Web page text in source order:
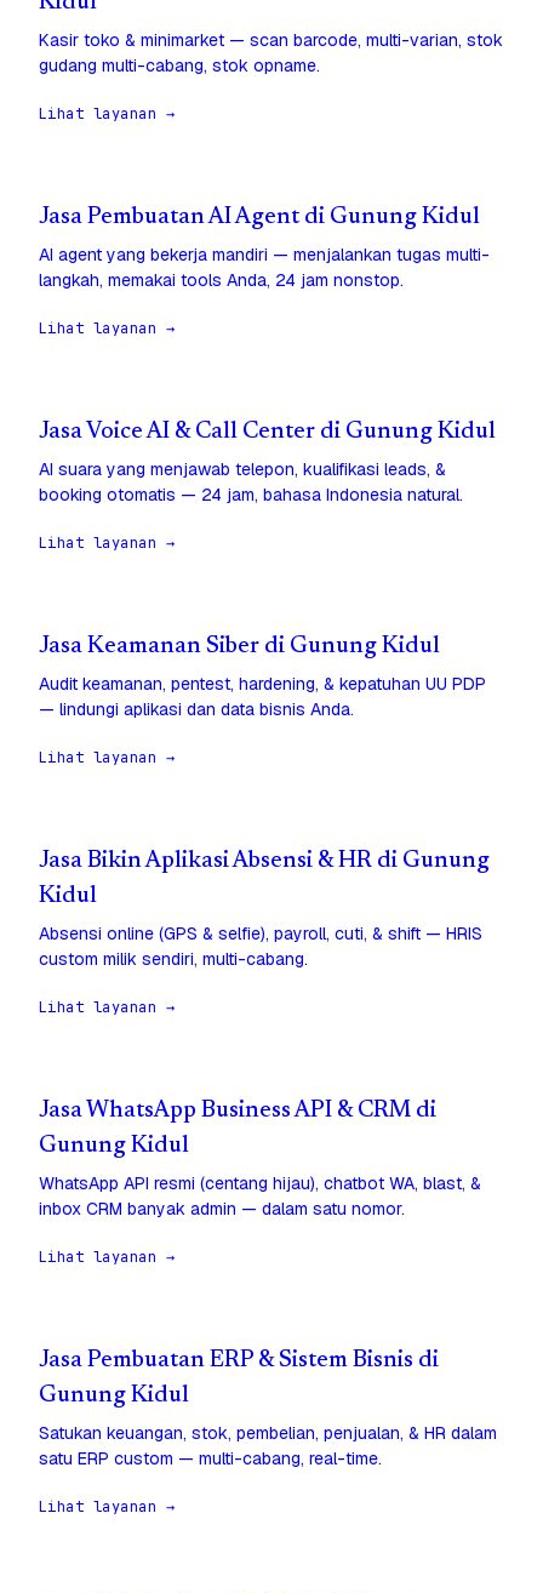
Kasir toko & minimarket — scan barcode, multi-varian, stok
gudang multi-cabang, stok opname.
Lihat layanan →
Jasa Pembuatan AI Agent di Gunung Kidul
AI agent yang bekerja mandiri — menjalankan tugas multi-
langkah, memakai tools Anda, 24 jam nonstop.
Lihat layanan →
Jasa Voice AI & Call Center di Gunung Kidul
AI suara yang menjawab telepon, kualifikasi leads, &
booking otomatis — 24 jam, bahasa Indonesia natural.
Lihat layanan →
Jasa Keamanan Siber di Gunung Kidul
Audit keamanan, pentest, hardening, & kepatuhan UU PDP
— lindungi aplikasi dan data bisnis Anda.
Lihat layanan →
Jasa Bikin Aplikasi Absensi & HR di Gunung
Kidul
Absensi online (GPS & selfie), payroll, cuti, & shift — HRIS
custom milik sendiri, multi-cabang.
Lihat layanan →
Jasa WhatsApp Business API & CRM di
Gunung Kidul
WhatsApp API resmi (centang hijau), chatbot WA, blast, &
inbox CRM banyak admin — dalam satu nomor.
Lihat layanan →
Jasa Pembuatan ERP & Sistem Bisnis di
Gunung Kidul
Satukan keuangan, stok, pembelian, penjualan, & HR dalam
satu ERP custom — multi-cabang, real-time.
Lihat layanan →